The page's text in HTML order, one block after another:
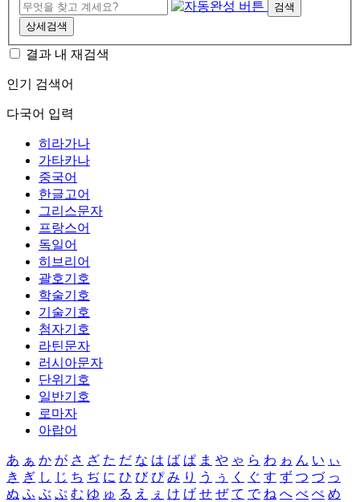
검색
상세검색
결과 내 재검색
인기 검색어
다국어 입력
히라가나
가타카나
중국어
한글고어
그리스문자
프랑스어
독일어
히브리어
괄호기호
학술기호
기술기호
첨자기호
라틴문자
러시아문자
단위기호
일반기호
로마자
아랍어
あ ぁ か が さ ざ た だ な は ば ぱ ま や ゃ ら わ ゎ ん い ぃ
き ぎ し じ ち ぢ に ひ び ぴ み り う ぅ く ぐ す ず つ づ っ
ぬ ふ ぶ ぷ む ゆ ゅ る え ぇ け げ せ ぜ て で ね へ べ ぺ め